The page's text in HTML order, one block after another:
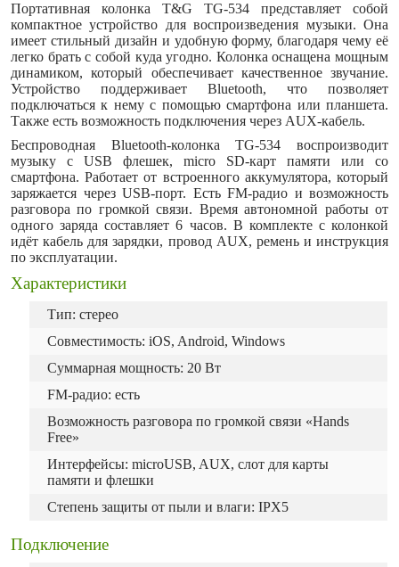
Портативная колонка T&G TG-534 представляет собой
компактное устройство для воспроизведения музыки. Она
имеет стильный дизайн и удобную форму, благодаря чему её
легко брать с собой куда угодно. Колонка оснащена мощным
динамиком, который обеспечивает качественное звучание.
Устройство поддерживает Bluetooth, что позволяет
подключаться к нему с помощью смартфона или планшета.
Также есть возможность подключения через AUX-кабель.
Беспроводная Bluetooth-колонка TG-534 воспроизводит
музыку с USB флешек, micro SD-карт памяти или со
смартфона. Работает от встроенного аккумулятора, который
заряжается через USB-порт. Есть FM-радио и возможность
разговора по громкой связи. Время автономной работы от
одного заряда составляет 6 часов. В комплекте с колонкой
идёт кабель для зарядки, провод AUX, ремень и инструкция
по эксплуатации.
Характеристики
Тип: стерео
Совместимость: iOS, Android, Windows
Суммарная мощность: 20 Вт
FM-радио: есть
Возможность разговора по громкой связи «Hands
Free»
Интерфейсы: microUSB, AUX, слот для карты
памяти и флешки
Степень защиты от пыли и влаги: IPX5
Подключение